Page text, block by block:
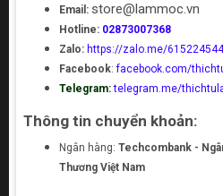
Email: store@lammoc.vn
Hotline: 02873007368
Zalo: https://zalo.me/
Facebook:facebook.com/
Telegram: telegram.me/
Thông tin chuyển khoản:
Ngân hàng: Techcombank -
Thương Việt Nam